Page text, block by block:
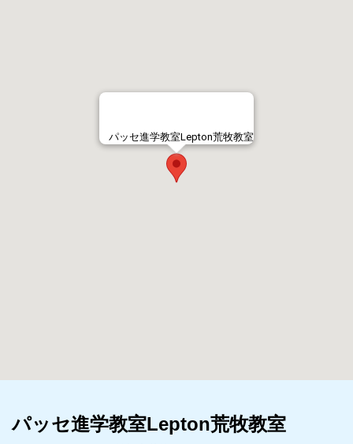
パッセ進学教室Lepton荒牧教室
パッセ進学教室Lepton荒牧教室